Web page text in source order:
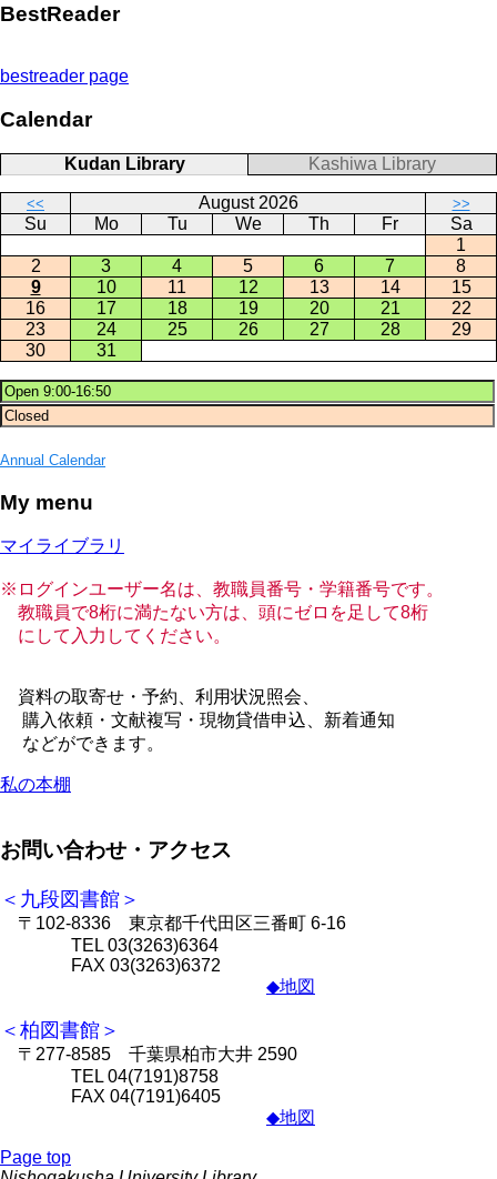
BestReader
bestreader page
Calendar
Kudan Library Kashiwa Library
<< August 2026 >>
Su Mo Tu We Th Fr
Sa
1
2
3 4 5 6 7
8
9
10 11 12 13 14
15
16
17 18 19 20 21
22
23
24 25 26 27 28
29
30
31
Annual Calendar
My menu
マイライブラリ
※ログインユーザー名は、教職員番号・学籍番号です。
教職員で8桁に満たない方は、頭にゼロを足して8桁
にして入力してください。
資料の取寄せ・予約、利用状況照会、
購入依頼・文献複写・現物貸借申込、新着通知
などができます。
私の本棚
お問い合わせ・アクセス
＜九段図書館＞
〒102-8336 東京都千代田区三番町 6-16
TEL 03(3263)6364
FAX 03(3263)6372
◆地図
＜柏図書館＞
〒277-8585 千葉県柏市大井 2590
TEL 04(7191)8758
FAX 04(7191)6405
◆地図
Page top